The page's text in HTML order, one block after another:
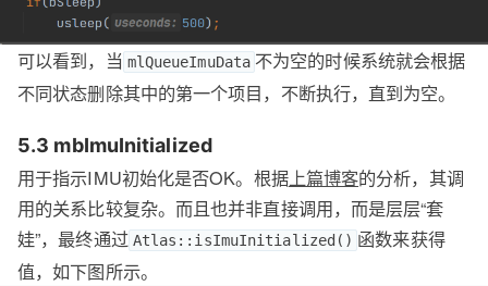
可以看到，当 mlQueueImuData 不为空的时候系统就会根据
不同状态删除其中的第一个项目，不断执行，直到为空。
5.3 mbImuInitialized
用于指示IMU初始化是否OK。根据上篇博客的分析，其调
用的关系比较复杂。而且也并非直接调用，而是层层“套
娃”，最终通过 Atlas::isImuInitialized() 函数来获得
值，如下图所示。